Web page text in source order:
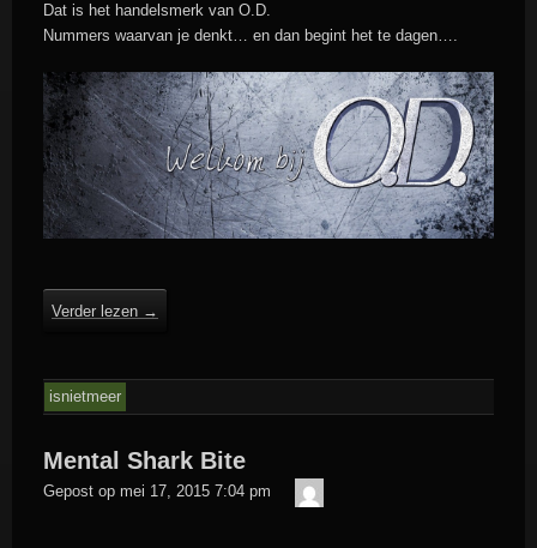
Dat is het handelsmerk van O.D.
Nummers waarvan je denkt… en dan begint het te dagen….
Verder lezen →
isnietmeer
Mental Shark Bite
Gepost op mei 17, 2015 7:04 pm